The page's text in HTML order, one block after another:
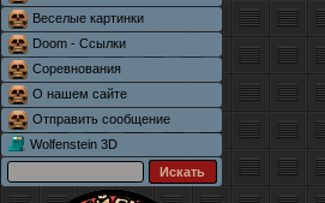
Веселые картинки
Doom - Ссылки
Соревнования
О нашем сайте
Отправить сообщение
Wolfenstein 3D